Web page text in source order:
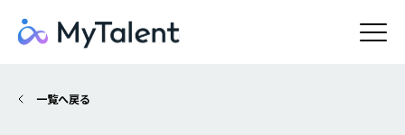
一覧へ戻る